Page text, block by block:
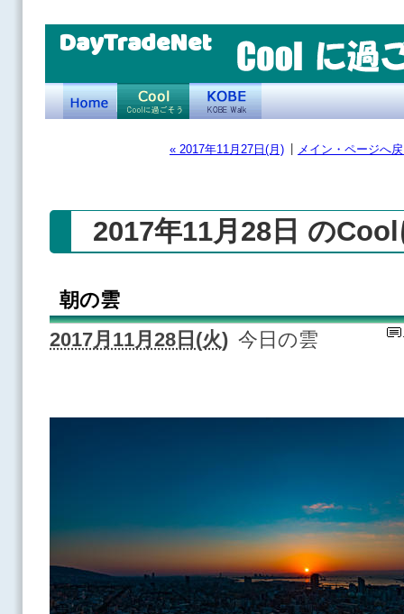
DayTradeNet
« 2017年11月27日(月) メイン・ページへ
2017年11月28日 の
朝の雲
2017月11月28日(火) 今日の雲